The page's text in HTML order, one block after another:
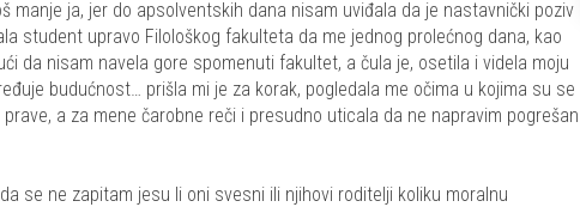
manje ja, jer do apsolventskih dana nisam uviđala da je nastavnički poziv
student upravo Filološkog fakulteta da me jednog prolećnog dana, kao
da nisam navela gore spomenuti fakultet, a čula je, osetila i videla moju
budućnost… prišla mi je za korak, pogledala me očima u kojima su se
a za mene čarobne reči i presudno uticala da ne napravim pogrešan
se ne zapitam jesu li oni svesni ili njihovi roditelji koliku moralnu